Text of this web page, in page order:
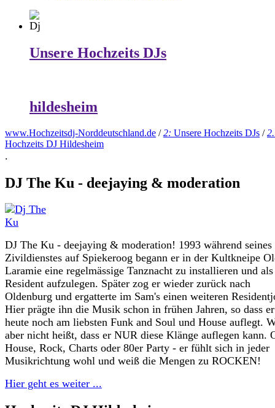
Unsere Hochzeits DJs
hildesheim
www.Hochzeitsdj-Norddeutschland.de /2: Unsere Hochzeits DJs /
Hochzeits DJ Hildesheim
.
DJ The Ku - deejaying & moderation
DJ The Ku - deejaying & moderation! 1993 während seines
Zivildienstes auf Spiekeroog begann er in der Kultkneipe
Laramie eine regelmässige Tanznacht zu installieren und als
Resident aufzulegen. Später zog er wieder zurück nach
Oldenburg und ergatterte im Sam's einen weiteren
Hier prägte ihn die Musik schon in frühen Jahren, so dass
heute noch am liebsten Funk and Soul und House auflegt.
aber nicht heißt, dass er NUR diese Klänge auflegen kann.
House, Rock, Charts oder 80er Party - er fühlt sich in jeder
Musikrichtung wohl und weiß die Mengen zu ROCKEN!
Hier geht es weiter ...